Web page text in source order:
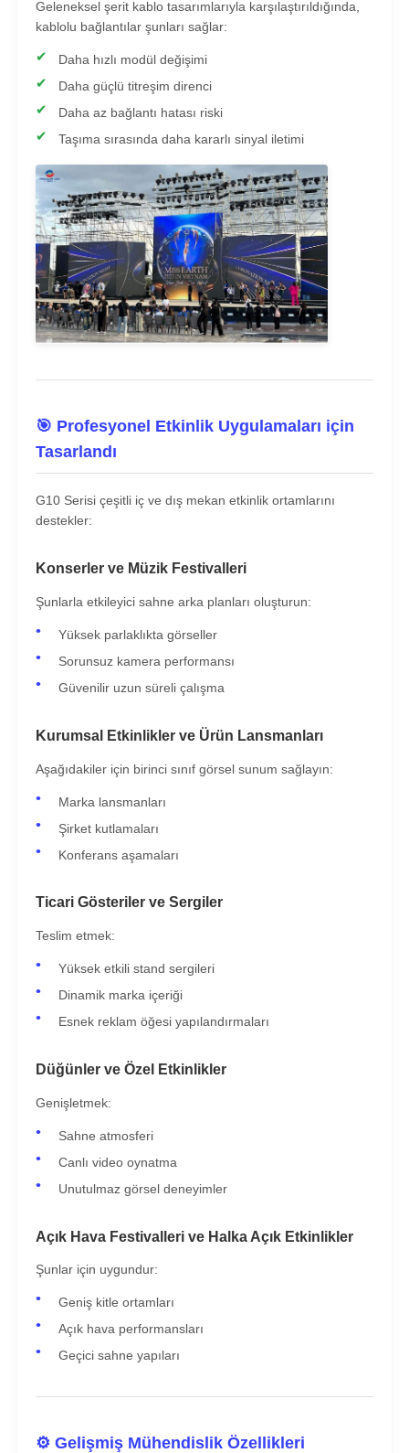
Dış LED Ekran Tablosu
Geleneksel şerit kablo tasarımlarıyla karşılaştırıldığında,
kablolu bağlantılar şunları sağlar:
Daha hızlı modül değişimi
Daha güçlü titreşim direnci
Daha az bağlantı hatası riski
Taşıma sırasında daha kararlı sinyal iletimi
🎯 Profesyonel Etkinlik Uygulamaları için
Tasarlandı
G10 Serisi çeşitli iç ve dış mekan etkinlik ortamlarını
destekler:
Konserler ve Müzik Festivalleri
Şunlarla etkileyici sahne arka planları oluşturun:
Yüksek parlaklıkta görseller
Sorunsuz kamera performansı
Güvenilir uzun süreli çalışma
Kurumsal Etkinlikler ve Ürün Lansmanları
Aşağıdakiler için birinci sınıf görsel sunum sağlayın:
Marka lansmanları
Şirket kutlamaları
Konferans aşamaları
Ticari Gösteriler ve Sergiler
Teslim etmek:
Yüksek etkili stand sergileri
Dinamik marka içeriği
Esnek reklam öğesi yapılandırmaları
Düğünler ve Özel Etkinlikler
Genişletmek:
Sahne atmosferi
Canlı video oynatma
Unutulmaz görsel deneyimler
Açık Hava Festivalleri ve Halka Açık Etkinlikler
Şunlar için uygundur:
Geniş kitle ortamları
Açık hava performansları
Geçici sahne yapıları
⚙️ Gelişmiş Mühendislik Özellikleri